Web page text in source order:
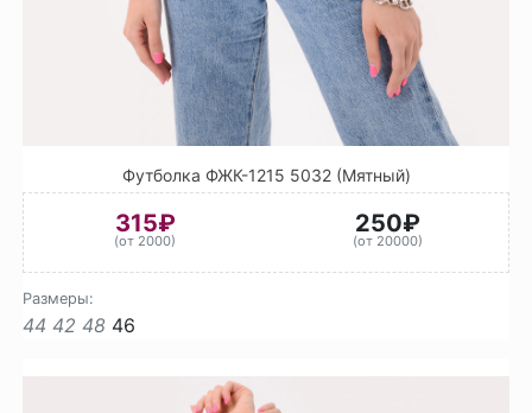
Футболка ФЖК-1215 5032 (Мятный)
315₽
(от 2000)
250₽
(от 20000)
Размеры:
44 42 48 46